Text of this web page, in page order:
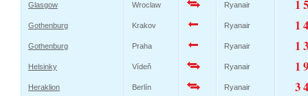
Glasgow Wroclaw Ryanair 1
Gothenburg Krakov Ryanair 1
Gothenburg Praha Ryanair 1
Helsinky Vídeň Ryanair 1
Heraklion Berlín Ryanair 3